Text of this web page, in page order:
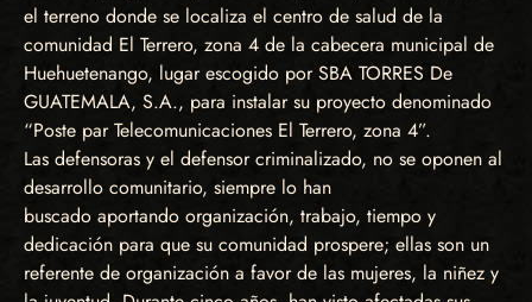
el terreno donde se localiza el centro de salud de la
comunidad El Terrero, zona 4 de la cabecera municipal de
Huehuetenango, lugar escogido por SBA TORRES De
GUATEMALA, S.A., para instalar su proyecto denominado
“Poste par Telecomunicaciones El Terrero, zona 4”.
Las defensoras y el defensor criminalizado, no se oponen al
desarrollo comunitario, siempre lo han
buscado aportando organización, trabajo, tiempo y
dedicación para que su comunidad prospere; ellas son un
referente de organización a favor de las mujeres, la niñez y